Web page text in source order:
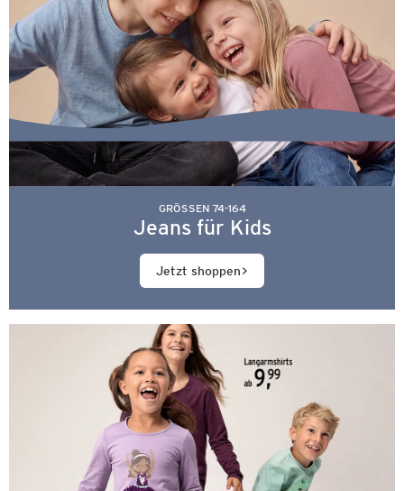
GRÖSSEN 74-164
Jeans für Kids
Jetzt shoppen